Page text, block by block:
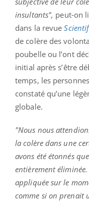
insultants", peut-on
dans la revue
de colère des
poubelle ou l’ont
initial après s’être
temps, les
constaté qu’une
globale.
"Nous nous
la colère dans une
avons été étonnés
entièrement
appliquée sur le
comme si on prenait